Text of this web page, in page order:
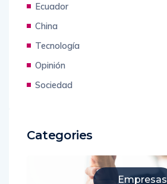
Ecuador
China
Tecnología
Opinión
Sociedad
Categories
Empresas